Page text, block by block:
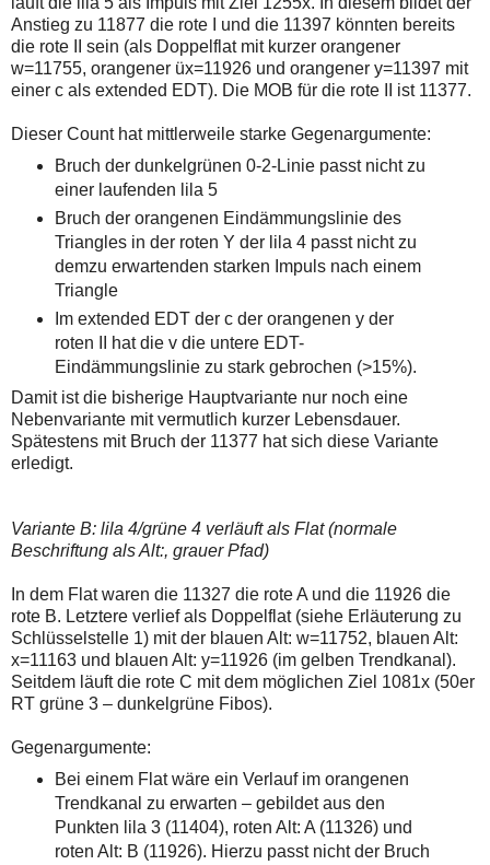
Anstieg zu 11877 die rote I und die 11397 könnten bereits
die rote II sein (als Doppelflat mit kurzer orangener
w=11755, orangener üx=11926 und orangener y=11397 mit
einer c als extended EDT). Die MOB für die rote II ist 11377.
Dieser Count hat mittlerweile starke Gegenargumente:
Bruch der dunkelgrünen 0-2-Linie passt nicht zu
einer laufenden lila 5
Bruch der orangenen Eindämmungslinie des
Triangles in der roten Y der lila 4 passt nicht zu
demzu erwartenden starken Impuls nach einem
Triangle
Im extended EDT der c der orangenen y der
roten II hat die v die untere EDT-
Eindämmungslinie zu stark gebrochen (>15%).
Damit ist die bisherige Hauptvariante nur noch eine
Nebenvariante mit vermutlich kurzer Lebensdauer.
Spätestens mit Bruch der 11377 hat sich diese Variante
erledigt.
Variante B: lila 4/grüne 4 verläuft als Flat (normale
Beschriftung als Alt:, grauer Pfad)
In dem Flat waren die 11327 die rote A und die 11926 die
rote B. Letztere verlief als Doppelflat (siehe Erläuterung zu
Schlüsselstelle 1) mit der blauen Alt: w=11752, blauen Alt:
x=11163 und blauen Alt: y=11926 (im gelben Trendkanal).
Seitdem läuft die rote C mit dem möglichen Ziel 1081x (50er
RT grüne 3 – dunkelgrüne Fibos).
Gegenargumente:
Bei einem Flat wäre ein Verlauf im orangenen
Trendkanal zu erwarten – gebildet aus den
Punkten lila 3 (11404), roten Alt: A (11326) und
roten Alt: B (11926). Hierzu passt nicht der Bruch